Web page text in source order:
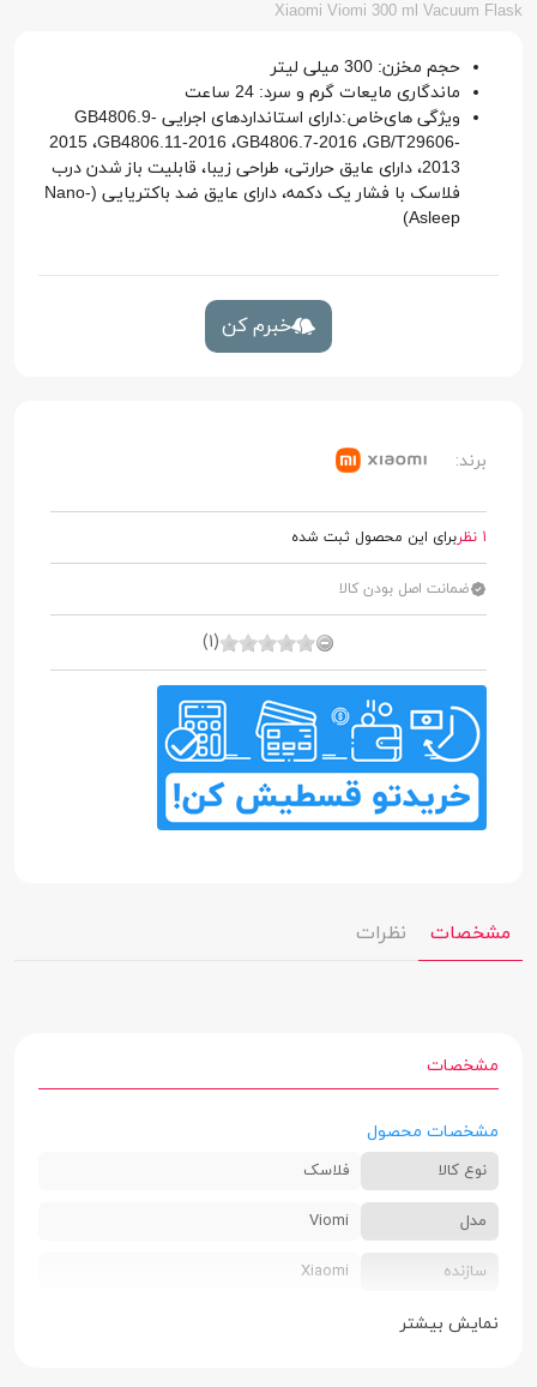
Xiaomi Viomi 300 ml Vacuum Flask
حجم مخزن: 300 میلی لیتر
ماندگاری مایعات گرم و سرد: 24 ساعت
ویژگی های‌خاص:دارای استانداردهای اجرایی GB4806.9-
2015 ،GB4806.11-2016 ،GB4806.7-2016 ،GB/T29606-
2013، دارای عایق حرارتی، طراحی زیبا، قابلیت باز شدن درب
فلاسک با فشار یک دکمه، دارای عایق ضد باکتریایی (Nano-
Asleep)
خبرم کن
برند:
1 نظر برای این محصول ثبت شده
ضمانت اصل بودن کالا
(1)
مشخصات نظرات
مشخصات
مشخصات محصول
نوع کالا فلاسک
مدل Viomi
سازنده Xiaomi
ابعاد
نمایش بیشتر